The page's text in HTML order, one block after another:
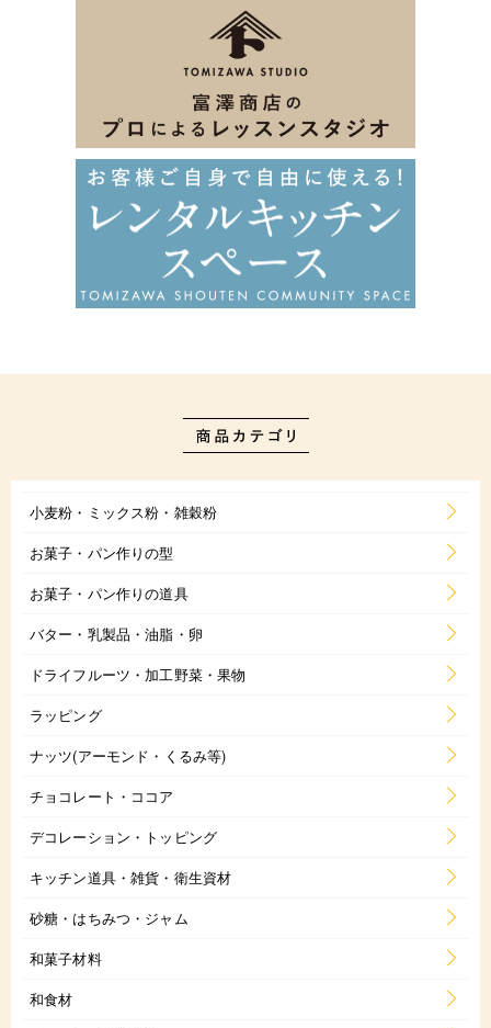
小麦粉・ミックス粉・雑穀粉
お菓子・パン作りの型
お菓子・パン作りの道具
バター・乳製品・油脂・卵
ドライフルーツ・加工野菜・果物
ラッピング
ナッツ(アーモンド・くるみ等)
チョコレート・ココア
デコレーション・トッピング
キッチン道具・雑貨・衛生資材
砂糖・はちみつ・ジャム
和菓子材料
和食材